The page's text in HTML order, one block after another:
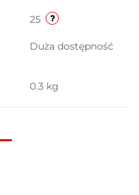
25
Duża dostępność
0.3 kg